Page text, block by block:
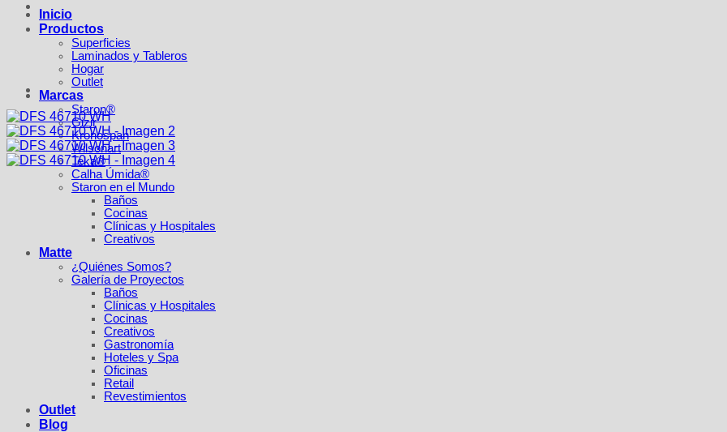
Inicio
Productos
Superficies
Laminados y Tableros
Hogar
Outlet
Marcas
Staron®
Gizir
Kronospan
Wilsonart
Teka®
Calha Úmida®
Staron en el Mundo
Baños
Cocinas
Clínicas y Hospitales
Creativos
Matte
¿Quiénes Somos?
Galería de Proyectos
Baños
Clínicas y Hospitales
Cocinas
Creativos
Gastronomía
Hoteles y Spa
Oficinas
Retail
Revestimientos
Outlet
Blog